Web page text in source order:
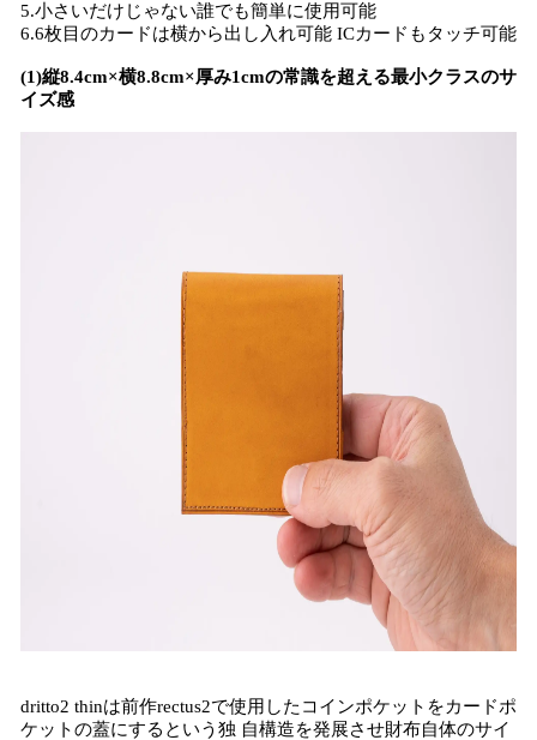
5.小さいだけじゃない誰でも簡単に使用可能
6.6枚目のカードは横から出し入れ可能 ICカードもタッチ可能
(1)縦8.4cm×横8.8cm×厚み1cmの常識を超える最小クラスのサ
イズ感
dritto2 thinは前作rectus2で使用したコインポケットをカードポ
ケットの蓋にするという独 自構造を発展させ財布自体のサイ